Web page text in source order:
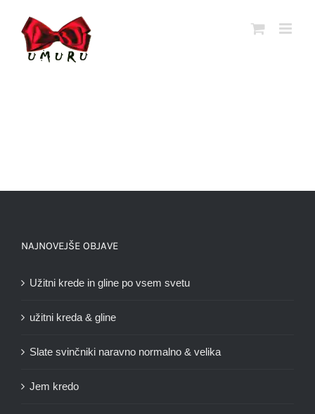
vsebino
NAJNOVEJŠE OBJAVE
Užitni krede in gline po vsem svetu
užitni kreda & gline
Slate svinčniki naravno normalno & velika
Jem kredo